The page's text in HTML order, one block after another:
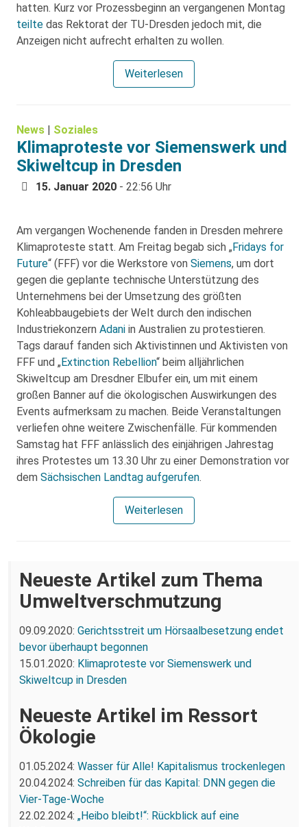
hatten. Kurz vor Prozessbeginn an vergangenen Montag
teilte das Rektorat der TU-Dresden jedoch mit, die
Anzeigen nicht aufrecht erhalten zu wollen.
Weiterlesen
News | Soziales
Klimaproteste vor Siemenswerk und
Skiweltcup in Dresden
15. Januar 2020 - 22:56 Uhr
Am vergangen Wochenende fanden in Dresden mehrere
Klimaproteste statt. Am Freitag begab sich „Fridays for
Future“ (FFF) vor die Werkstore von Siemens, um dort
gegen die geplante technische Unterstützung des
Unternehmens bei der Umsetzung des größten
Kohleabbaugebiets der Welt durch den indischen
Industriekonzern Adani in Australien zu protestieren.
Tags darauf fanden sich Aktivistinnen und Aktivisten von
FFF und „Extinction Rebellion“ beim alljährlichen
Skiweltcup am Dresdner Elbufer ein, um mit einem
großen Banner auf die ökologischen Auswirkungen des
Events aufmerksam zu machen. Beide Veranstaltungen
verliefen ohne weitere Zwischenfälle. Für kommenden
Samstag hat FFF anlässlich des einjährigen Jahrestag
ihres Protestes um 13.30 Uhr zu einer Demonstration vor
dem Sächsischen Landtag aufgerufen.
Weiterlesen
Neueste Artikel zum Thema
Umweltverschmutzung
09.09.2020: Gerichtsstreit um Hörsaalbesetzung endet
bevor überhaupt begonnen
15.01.2020: Klimaproteste vor Siemenswerk und
Skiweltcup in Dresden
Neueste Artikel im Ressort
Ökologie
01.05.2024: Wasser für Alle! Kapitalismus trockenlegen
20.04.2024: Schreiben für das Kapital: DNN gegen die
Vier-Tage-Woche
22.02.2024: „Heibo bleibt!“: Rückblick auf eine